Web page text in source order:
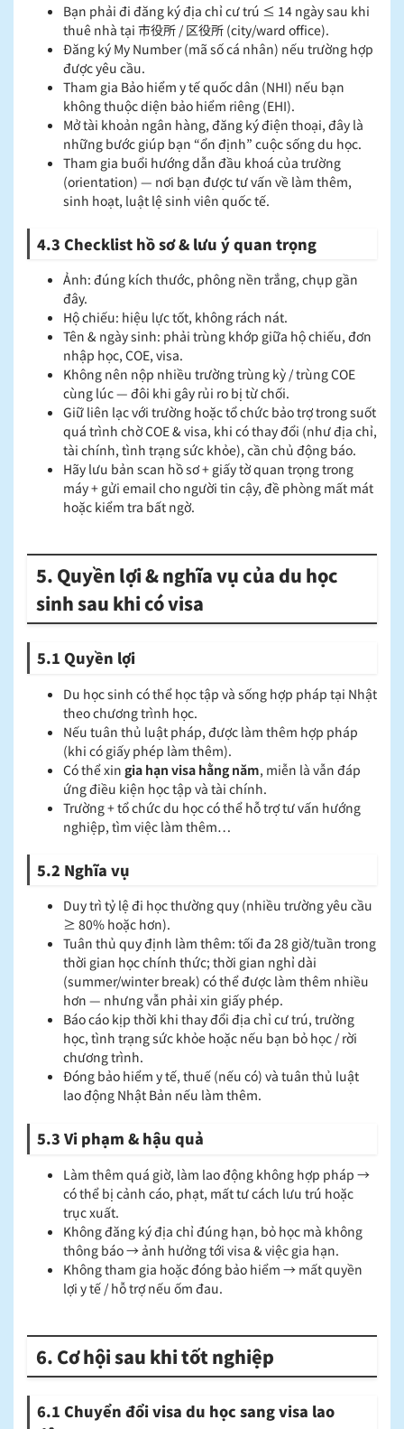
Bạn phải đi đăng ký địa chỉ cư trú ≤ 14 ngày sau khi
thuê nhà tại 市役所 / 区役所 (city/ward office).
Đăng ký My Number (mã số cá nhân) nếu trường hợp
được yêu cầu.
Tham gia Bảo hiểm y tế quốc dân (NHI) nếu bạn
không thuộc diện bảo hiểm riêng (EHI).
Mở tài khoản ngân hàng, đăng ký điện thoại, đây là
những bước giúp bạn “ổn định” cuộc sống du học.
Tham gia buổi hướng dẫn đầu khoá của trường
(orientation) — nơi bạn được tư vấn về làm thêm,
sinh hoạt, luật lệ sinh viên quốc tế.
4.3 Checklist hồ sơ & lưu ý quan trọng
Ảnh: đúng kích thước, phông nền trắng, chụp gần
đây.
Hộ chiếu: hiệu lực tốt, không rách nát.
Tên & ngày sinh: phải trùng khớp giữa hộ chiếu, đơn
nhập học, COE, visa.
Không nên nộp nhiều trường trùng kỳ / trùng COE
cùng lúc — đôi khi gây rủi ro bị từ chối.
Giữ liên lạc với trường hoặc tổ chức bảo trợ trong suốt
quá trình chờ COE & visa, khi có thay đổi (như địa chỉ,
tài chính, tình trạng sức khỏe), cần chủ động báo.
Hãy lưu bản scan hồ sơ + giấy tờ quan trọng trong
máy + gửi email cho người tin cậy, đề phòng mất mát
hoặc kiểm tra bất ngờ.
5. Quyền lợi & nghĩa vụ của du học
sinh sau khi có visa
5.1 Quyền lợi
Du học sinh có thể học tập và sống hợp pháp tại Nhật
theo chương trình học.
Nếu tuân thủ luật pháp, được làm thêm hợp pháp
(khi có giấy phép làm thêm).
Có thể xin gia hạn visa hằng năm, miễn là vẫn đáp
ứng điều kiện học tập và tài chính.
Trường + tổ chức du học có thể hỗ trợ tư vấn hướng
nghiệp, tìm việc làm thêm…
5.2 Nghĩa vụ
Duy trì tỷ lệ đi học thường quy (nhiều trường yêu cầu
≥ 80% hoặc hơn).
Tuân thủ quy định làm thêm: tối đa 28 giờ/tuần trong
thời gian học chính thức; thời gian nghỉ dài
(summer/winter break) có thể được làm thêm nhiều
hơn — nhưng vẫn phải xin giấy phép.
Báo cáo kịp thời khi thay đổi địa chỉ cư trú, trường
học, tình trạng sức khỏe hoặc nếu bạn bỏ học / rời
chương trình.
Đóng bảo hiểm y tế, thuế (nếu có) và tuân thủ luật
lao động Nhật Bản nếu làm thêm.
5.3 Vi phạm & hậu quả
Làm thêm quá giờ, làm lao động không hợp pháp →
có thể bị cảnh cáo, phạt, mất tư cách lưu trú hoặc
trục xuất.
Không đăng ký địa chỉ đúng hạn, bỏ học mà không
thông báo → ảnh hưởng tới visa & việc gia hạn.
Không tham gia hoặc đóng bảo hiểm → mất quyền
lợi y tế / hỗ trợ nếu ốm đau.
6. Cơ hội sau khi tốt nghiệp
6.1 Chuyển đổi visa du học sang visa lao